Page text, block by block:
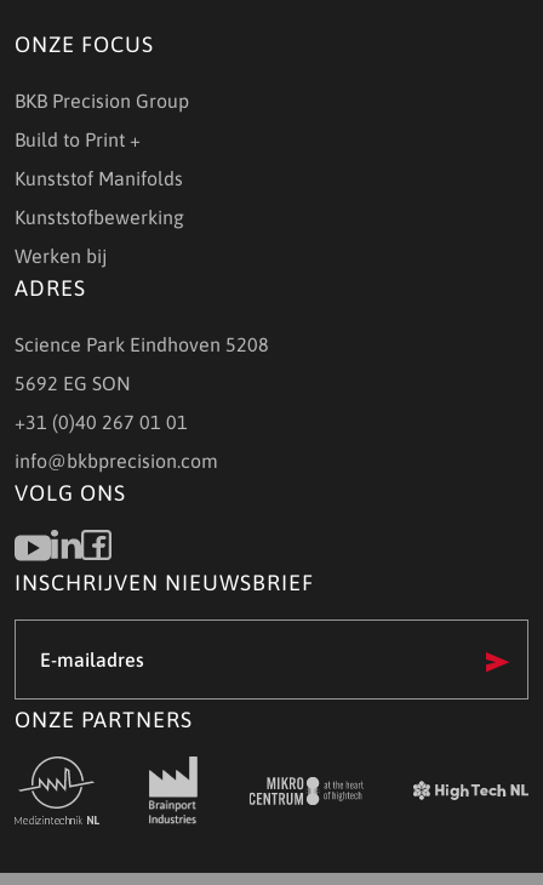
ONZE FOCUS
BKB Precision Group
Build to Print +
Kunststof Manifolds
Kunststofbewerking
Werken bij
ADRES
Science Park Eindhoven 5208
5692 EG SON
+31 (0)40 267 01 01
info@bkbprecision.com
VOLG ONS
INSCHRIJVEN NIEUWSBRIEF
mailadres
ONZE PARTNERS